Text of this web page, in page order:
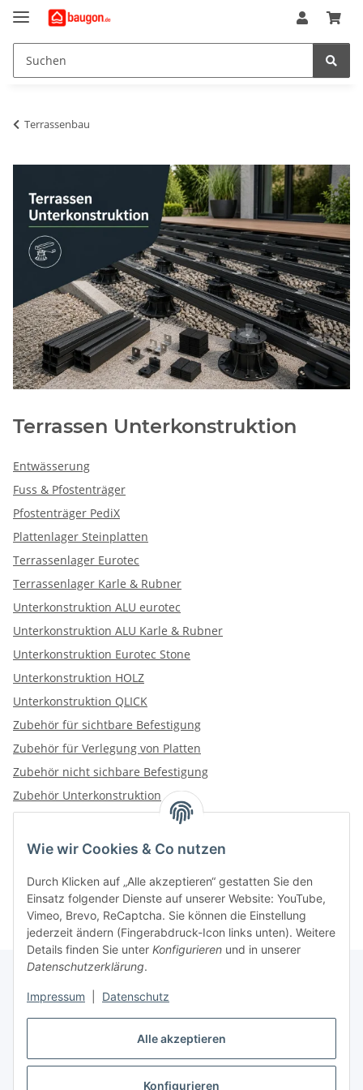
Alle akzeptieren
Konfigurieren
Wie wir Cookies & Co nutzen
Durch Klicken auf „Alle akzeptieren“ gestatten Sie den
Einsatz folgender Dienste auf unserer Website: YouTube,
Vimeo, Brevo, ReCaptcha. Sie können die Einstellung
jederzeit ändern (Fingerabdruck-Icon links unten). Weitere
Details finden Sie unter Konfigurieren und in unserer
Datenschutzerklärung.
Impressum Datenschutz
Terrassenbau
Terrassen Unterkonstruktion
Entwässerung
Fuss & Pfostenträger
Pfostenträger PediX
Plattenlager Steinplatten
Terrassenlager Eurotec
Terrassenlager Karle & Rubner
Unterkonstruktion ALU eurotec
Unterkonstruktion ALU Karle & Rubner
Unterkonstruktion Eurotec Stone
Unterkonstruktion HOLZ
Unterkonstruktion QLICK
Zubehör für sichtbare Befestigung
Zubehör für Verlegung von Platten
Zubehör nicht sichbare Befestigung
Zubehör Unterkonstruktion
Kategorien
Gesetzliche Informationen